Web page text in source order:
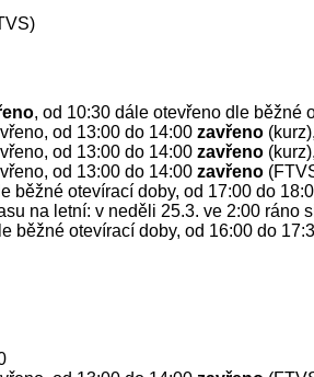
, od 10:30 dále otevřeno dle běžné
od 13:00 do 14:00zavřeno
od 13:00 do 14:00zavřeno
od 13:00 do 14:00zavřeno
běžné otevírací doby, od 17:00 do
na letní: v neděli 25.3. ve 2:00 ráno
běžné otevírací doby, od 16:00 do